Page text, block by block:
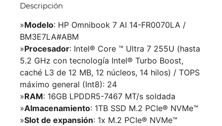
Descripción
»Modelo: HP Omnibook 7 AI 14-FR0070LA /
BM3E7LA#ABM
»Procesador: Intel® Core ™ Ultra 7 255U (hasta
5.2 GHz con tecnología Intel® Turbo Boost,
caché L3 de 12 MB, 12 núcleos, 14 hilos) / TOPS
máximo general (Int8): 24
»RAM: 16GB LPDDR5-7467 MT/s soldada
»Almacenamiento: 1TB SSD M.2 PCIe® NVMe™
»Slot de expansión: 1x M.2 PCIe® NVMe™